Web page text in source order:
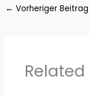
← Vorheriger Beitrag
Related